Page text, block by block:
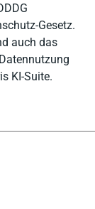
Gesetz.
auch das
KI-Suite.